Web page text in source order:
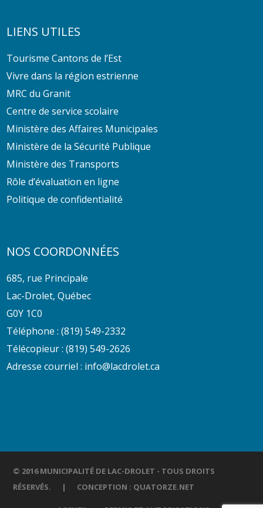
LIENS UTILES
Tourisme Cantons de l’Est
Vivre dans la région estrienne
MRC du Granit
Centre de service scolaire
Ministère des Affaires Municipales
Ministère de la Sécurité Publique
Ministère des Transports
Rôle d’évaluation en ligne
Politique de confidentialité
NOS COORDONNÉES
685, rue Principale
Lac-Drolet, Québec
G0Y 1C0
Téléphone :(819) 549-2332
Télécopieur : (819) 549-2626
Adresse courriel : info@lacdrolet.ca
© 2016 MUNICIPALITÉ DE LAC-DROLET - TOUS DROITS
RÉSERVÉS. | CONCEPTION : QUATORZE.NET